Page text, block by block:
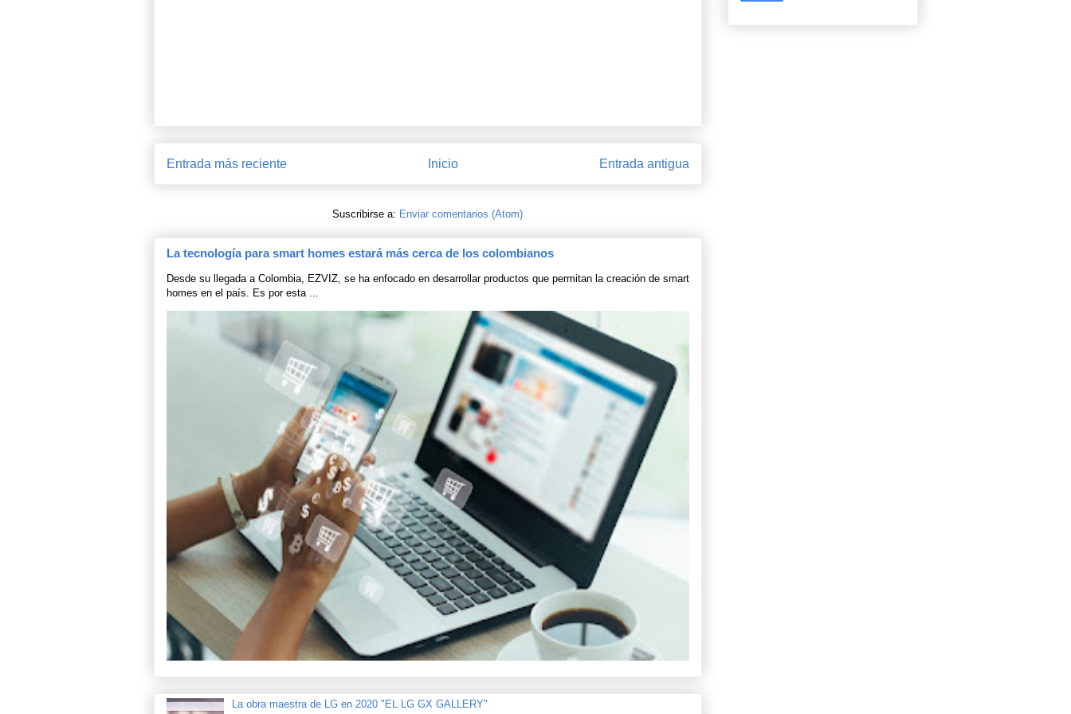
Entrada más reciente Entrada antigua
Inicio
Suscribirse a: Enviar comentarios (Atom)
La tecnología para smart homes estará más cerca de los colombianos
Desde su llegada a Colombia, EZVIZ, se ha enfocado en desarrollar productos que permitan la creación de smart
homes en el país. Es por esta ...
La obra maestra de LG en 2020 "EL LG GX GALLERY"